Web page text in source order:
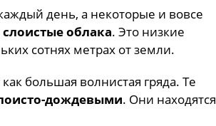
день, а некоторые и вовсе
слоистые облака. Это низкие
сотнях метрах от земли.
большая волнистая гряда. Те
дождевыми. Они находятся